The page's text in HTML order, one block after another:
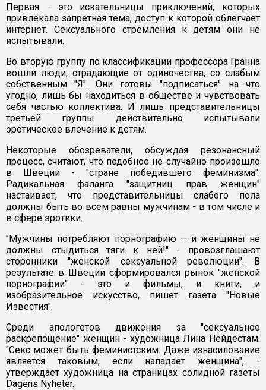
Первая - это искательницы приключений, которых
привлекала запретная тема, доступ к которой облегчает
интернет. Сексуального стремления к детям они не
испытывали.
Во вторую группу по классификации профессора Гранна
вошли люди, страдающие от одиночества, со слабым
собственным "Я". Они готовы "подписаться" на что
угодно, лишь бы находиться в обществе и чувствовать
себя частью коллектива. И лишь представительницы
третьей группы действительно испытывали
эротическое влечение к детям.
Некоторые обозреватели, обсуждая резонансный
процесс, считают, что подобное не случайно произошло
в Швеции - "стране победившего феминизма".
Радикальная фаланга "защитниц прав женщин"
настаивает, что представительницы слабого пола
должны быть во всем равны мужчинам - в том числе и
в сфере эротики.
"Мужчины потребляют порнографию – и женщины не
должны стыдиться тяги к ней!" - провозглашают
сторонники "женской сексуальной революции". В
результате в Швеции сформировался рынок "женской
порнографии" - это и фильмы, и книги, и
изобразительное искусство, пишет газета "Новые
Известия".
Среди апологетов движения за "сексуальное
раскрепощение" женщин - художница Лина Нейдестам.
"Секс может быть феминистским. Даже изнасилование
является таковым, если нападает женщина", -
утверждает художница на страницах солидной газеты
Dagens Nyheter.